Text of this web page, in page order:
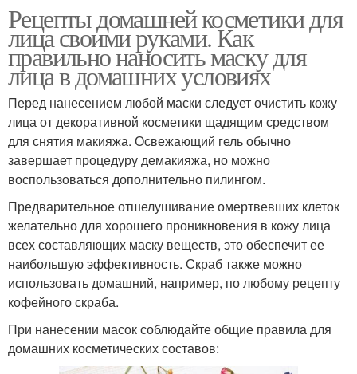
Рецепты домашней косметики для
лица своими руками. Как
правильно наносить маску для
лица в домашних условиях
Перед нанесением любой маски следует очистить кожу
лица от декоративной косметики щадящим средством
для снятия макияжа. Освежающий гель обычно
завершает процедуру демакияжа, но можно
воспользоваться дополнительно пилингом.
Предварительное отшелушивание омертвевших клеток
желательно для хорошего проникновения в кожу лица
всех составляющих маску веществ, это обеспечит ее
наибольшую эффективность. Скраб также можно
использовать домашний, например, по любому рецепту
кофейного скраба.
При нанесении масок соблюдайте общие правила для
домашних косметических составов: